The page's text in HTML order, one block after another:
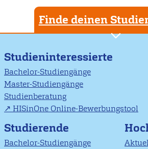
Finde deinen
Studieninteressierte
Bachelor-Studiengänge
Master-Studiengänge
Studienberatung
HISinOne Online-Bewerbungstool
Studierende
Bachelor-Studiengänge